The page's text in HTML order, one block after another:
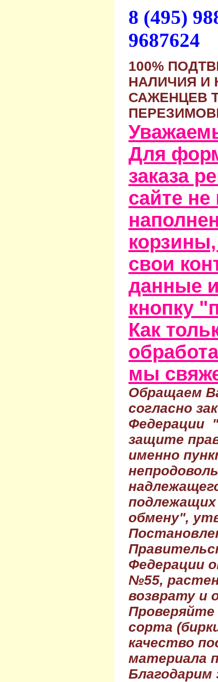
8 (495)
9687624
100%
НАЛИЧИЯ И
САЖЕНЦЕВ
Для
заказа
сайте
свои
данные
кнопку
Как
мы
Обращаем
согласно
Федерации
защите
именно
обмену",
Федерации
№55,
возврату и
Проверяйте
сорта
качество
материала
Благодарим